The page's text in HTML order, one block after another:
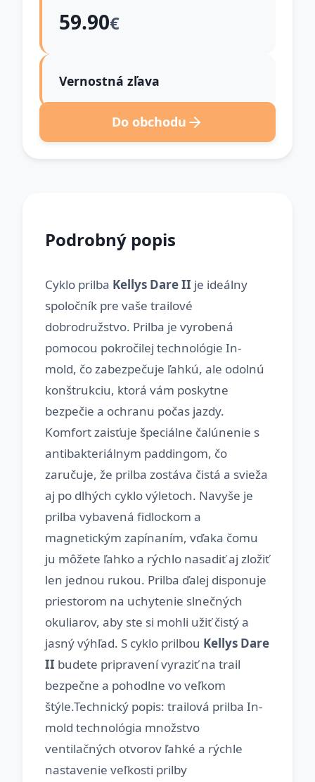
59.90€
Vernostná zľava
Do obchodu
Podrobný popis
Cyklo prilba Kellys Dare II je ideálny
spoločník pre vaše trailové
dobrodružstvo. Prilba je vyrobená
pomocou pokročilej technológie In-
mold, čo zabezpečuje ľahkú, ale odolnú
konštrukciu, ktorá vám poskytne
bezpečie a ochranu počas jazdy.
Komfort zaisťuje špeciálne čalúnenie s
antibakteriálnym paddingom, čo
zaručuje, že prilba zostáva čistá a svieža
aj po dlhých cyklo výletoch. Navyše je
prilba vybavená fidlockom a
magnetickým zapínaním, vďaka čomu
ju môžete ľahko a rýchlo nasadiť aj zložiť
len jednou rukou. Prilba ďalej disponuje
priestorom na uchytenie slnečných
okuliarov, aby ste si mohli užiť čistý a
jasný výhľad. S cyklo prilbou Kellys Dare
II budete pripravení vyraziť na trail
bezpečne a pohodlne vo veľkom
štýle.Technický popis: trailová prilba In-
mold technológia množstvo
ventilačných otvorov ľahké a rýchle
nastavenie veľkosti prilby